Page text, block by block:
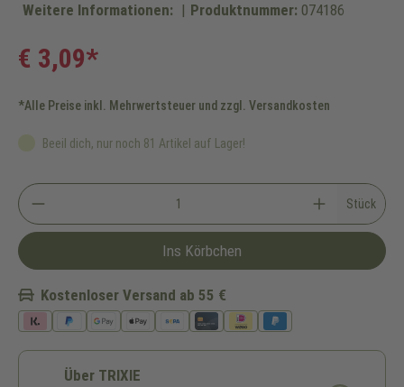
Weitere Informationen: | Produktnummer: 074186
€ 3,09*
*Alle Preise inkl. Mehrwertsteuer und zzgl. Versandkosten
Beeil dich, nur noch 81 Artikel auf Lager!
Stück
Ins Körbchen
Kostenloser Versand ab 55 €
Über TRIXIE